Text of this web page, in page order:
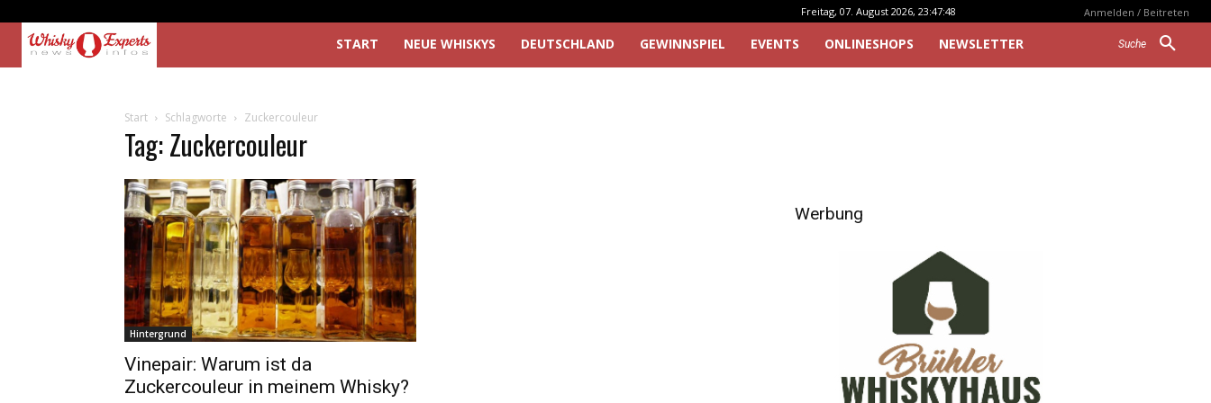
Freitag, 07. August 2026, 23:47:48 Anmelden / Beitreten
Suche
START NEUE WHISKYS DEUTSCHLAND GEWINNSPIEL EVENTS ONLINESHOPS NEWSLETTER
Start Schlagworte Zuckercouleur
Tag: Zuckercouleur
Hintergrund
Vinepair: Warum ist da
Zuckercouleur in meinem Whisky?
Werbung